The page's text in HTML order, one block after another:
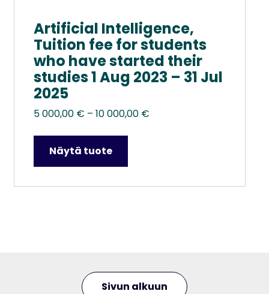
Artificial Intelligence,
Tuition fee for students
who have started their
studies 1 Aug 2023 – 31 Jul
2025
5 000,00 € – 10 000,00 €Hintaluokka:
000,00 €
Näytä tuote
Sivun alkuun